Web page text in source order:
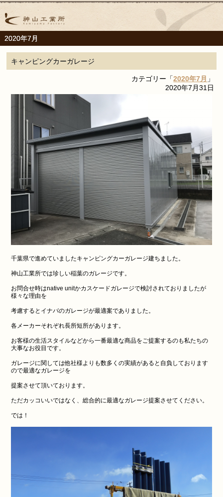
2020年7月
キャンピングカーガレージ
カテゴリー「2020年7月 」
2020年7月31日
千葉県で進めていましたキャンピングカーガレージ建ちました。
神山工業所では珍しい稲葉のガレージです。
お問合せ時はnative unitかカスケードガレージで検討されておりましたが
様々な理由を
考慮するとイナバのガレージが最適案でありました。
各メーカーそれぞれ長所短所があります。
お客様の生活スタイルなどから一番最適な商品をご提案するのも私たちの
大事なお役目です。
ガレージに関しては他社様よりも数多くの実績があると自負しております
ので最適なガレージを
提案させて頂いております。
ただカッコいいではなく、総合的に最適なガレージ提案させてください。
では！